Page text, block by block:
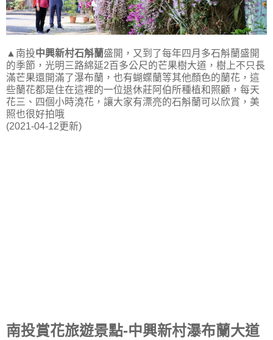
▲南投中興新村石斛蘭盛開，又到了每年四月多石斛蘭盛開
的季節，光明三路綿延2百多公尺的芒果樹大道，樹上不只長
滿芒果還開滿了瀑布蘭，也有蝴蝶蘭等其他顏色的蘭花，這
些蘭花都是住在這裡的一位退休莊阿伯所種植和照顧，每天
花三、四個小時澆花，讓大家有漂亮的石斛蘭可以欣賞，美
照也很好拍哦
(2021-04-12更新)
南投賞花旅遊景點-中興新村瀑布蘭大道